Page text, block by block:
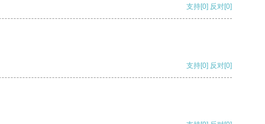
支持[0] 反对[0]
支持[0] 反对[0]